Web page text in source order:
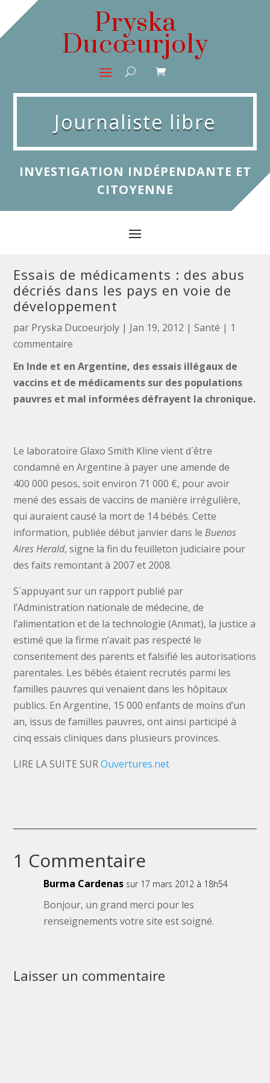
Pryska
Ducœurjoly
Journaliste libre
INVESTIGATION INDÉPENDANTE ET
CITOYENNE
Essais de médicaments : des abus
décriés dans les pays en voie de
développement
par Pryska Ducoeurjoly | Jan 19, 2012 |Santé | 1
commentaire
En Inde et en Argentine, des essais illégaux de
vaccins et de médicaments sur des populations
pauvres et mal informées défrayent la chronique.
Le laboratoire Glaxo Smith Kline vient d´être
condamné en Argentine à payer une amende de
400 000 pesos, soit environ 71 000 €, pour avoir
mené des essais de vaccins de manière irrégulière,
qui auraient causé la mort de 14 bébés. Cette
information, publiée début janvier dans leBuenos
Aires Herald, signe la fin du feuilleton judiciaire pour
des faits remontant à 2007 et 2008.
S´appuyant sur un rapport publié par
l’Administration nationale de médecine, de
l’alimentation et de la technologie (Anmat), la justice a
estimé que la firme n’avait pas respecté le
consentement des parents et falsifié les autorisations
parentales. Les bébés étaient recrutés parmi les
familles pauvres qui venaient dans les hôpitaux
publics. En Argentine, 15 000 enfants de moins d’un
an, issus de familles pauvres, ont ainsi participé à
cinq essais cliniques dans plusieurs provinces.
LIRE LA SUITE SUROuvertures.net
1 Commentaire
Burma Cardenas sur 17 mars 2012 à 18h54
Bonjour, un grand merci pour les
renseignements votre site est soigné.
Laisser un commentaire